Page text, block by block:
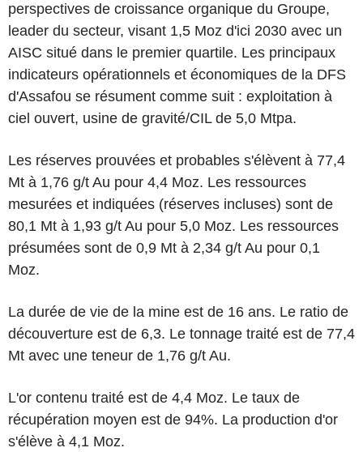
perspectives de croissance organique du Groupe,
leader du secteur, visant 1,5 Moz d'ici 2030 avec un
AISC situé dans le premier quartile. Les principaux
indicateurs opérationnels et économiques de la DFS
d'Assafou se résument comme suit : exploitation à
ciel ouvert, usine de gravité/CIL de 5,0 Mtpa.
Les réserves prouvées et probables s'élèvent à 77,4
Mt à 1,76 g/t Au pour 4,4 Moz. Les ressources
mesurées et indiquées (réserves incluses) sont de
80,1 Mt à 1,93 g/t Au pour 5,0 Moz. Les ressources
présumées sont de 0,9 Mt à 2,34 g/t Au pour 0,1
Moz.
La durée de vie de la mine est de 16 ans. Le ratio de
découverture est de 6,3. Le tonnage traité est de 77,4
Mt avec une teneur de 1,76 g/t Au.
L'or contenu traité est de 4,4 Moz. Le taux de
récupération moyen est de 94%. La production d'or
s'élève à 4,1 Moz.